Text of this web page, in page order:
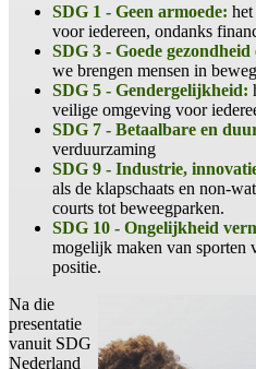
SDG 1 - Geen armoede:
voor iedereen, ondanks
SDG 3 - Goede
we brengen mensen in
SDG 5 - Gendergelijkheid:
veilige omgeving voor
SDG 7 - Betaalbare en
verduurzaming
SDG 9 - Industrie,
als de klapschaats en non-
courts tot beweegparken.
SDG 10 - Ongelijkheid
mogelijk maken van sporten
positie.
Na die
presentatie
vanuit SDG
Nederland